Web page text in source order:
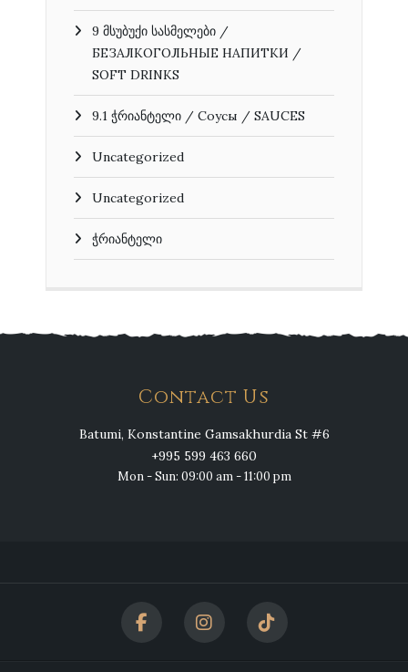
9 მსუბუქი სასმელები /
БЕЗАЛКОГОЛЬНЫЕ НАПИТКИ /
SOFT DRINKS
9.1 ჭრიანტელი / Соусы / SAUCES
Uncategorized
Uncategorized
ჭრიანტელი
Contact Us
Batumi, Konstantine Gamsakhurdia St #6
+995 599 463 660
Mon - Sun: 09:00 am - 11:00 pm